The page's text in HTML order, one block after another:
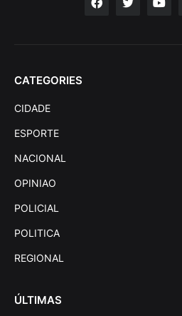
CATEGORIES
CIDADE
ESPORTE
NACIONAL
OPINIAO
POLICIAL
POLITICA
REGIONAL
ÚLTIMAS